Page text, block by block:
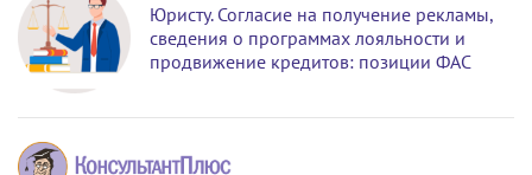
Юристу. Согласие на получение рекламы,
сведения о программах лояльности и
продвижение кредитов: позиции ФАС